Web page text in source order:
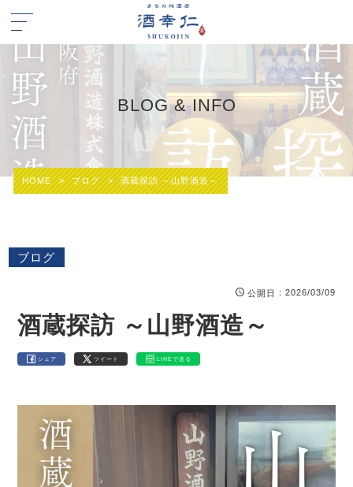
BLOG & INFO
HOME > ブログ > 酒蔵探訪 ～山野酒造～
ブログ
公開日 ：2026/03/09
酒蔵探訪 ～山野酒造～
シェア ツイート LINEで送る